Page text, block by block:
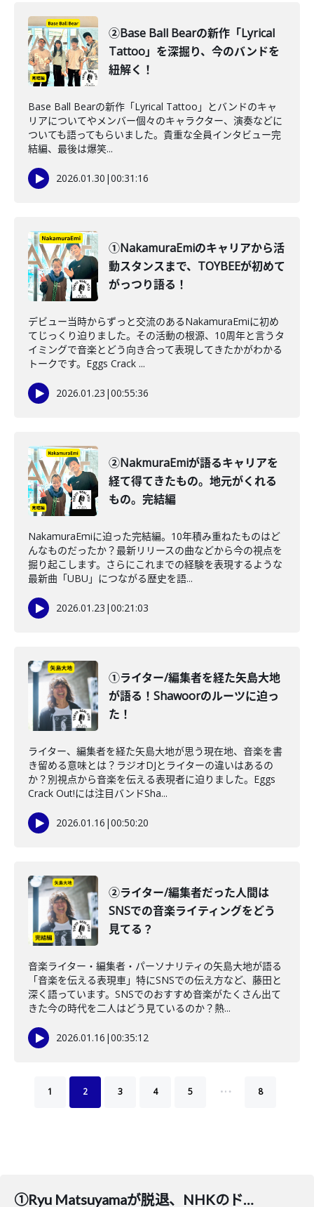
②Base Ball Bearの新作「Lyrical
Tattoo」を深掘り、今のバンドを
紐解く！
Base Ball Bearの新作「Lyrical Tattoo」とバンドのキャ
リアについてやメンバー個々のキャラクター、演奏などに
ついても語ってもらいました。貴重な全員インタビュー完
結編、最後は爆笑...
2026.01.30 |00:31:16
①NakamuraEmiのキャリアから活
動スタンスまで、TOYBEEが初めて
がっつり語る！
デビュー当時からずっと交流のあるNakamuraEmiに初め
てじっくり迫りました。その活動の根源、10周年と言うタ
イミングで音楽とどう向き合って表現してきたかがわかる
トークです。Eggs Crack ...
2026.01.23 |00:55:36
②NakmuraEmiが語るキャリアを
経て得てきたもの。地元がくれる
もの。完結編
NakamuraEmiに迫った完結編。10年積み重ねたものはど
んなものだったか？最新リリースの曲などから今の視点を
掘り起こします。さらにこれまでの経験を表現するような
最新曲「UBU」につながる歴史を語...
2026.01.23 |00:21:03
①ライター/編集者を経た矢島大地
が語る！Shawoorのルーツに迫っ
た！
ライター、編集者を経た矢島大地が思う現在地、音楽を書
き留める意味とは？ラジオDJとライターの違いはあるの
か？別視点から音楽を伝える表現者に迫りました。Eggs
Crack Out!には注目バンドSha...
2026.01.16 |00:50:20
②ライター/編集者だった人間は
SNSでの音楽ライティングをどう
見てる？
音楽ライター・編集者・パーソナリティの矢島大地が語る
「音楽を伝える表現車」特にSNSでの伝え方など、藤田と
深く語っています。SNSでのおすすめ音楽がたくさん出て
きた今の時代を二人はどう見ているのか？熱...
2026.01.16 |00:35:12
1 2 3 4 5 … 8
①Ryu Matsuyamaが脱退、NHKのドラマを赤裸々に語るEggsにはリフの惑星が登場！